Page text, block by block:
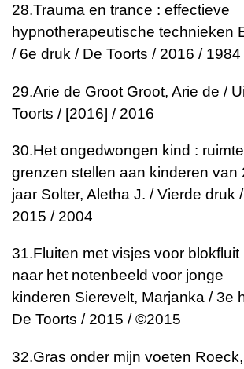
28.Trauma en trance : effectieve
hypnotherapeutische technieken
/ 6e druk / De Toorts / 2016 / 1984
29.Arie de Groot Groot, Arie de /
Toorts / [2016] / 2016
30.Het ongedwongen kind :
grenzen stellen aan kinderen van
jaar Solter, Aletha J. / Vierde druk
2015 / 2004
31.Fluiten met visjes voor
naar het notenbeeld voor jonge
kinderen Sierevelt, Marjanka / 3e
De Toorts / 2015 / ©2015
32.Gras onder mijn voeten